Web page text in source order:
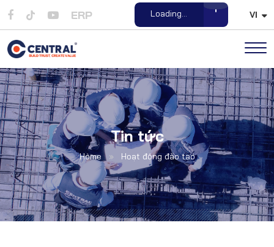
ERP Open File VI
Tin tức
Home » Hoạt động đào tạo